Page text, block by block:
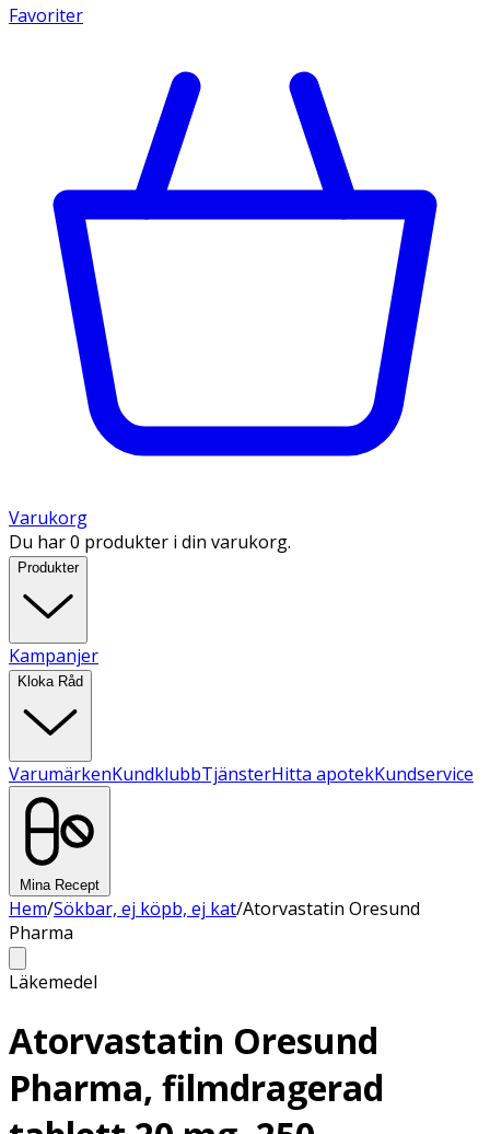
Favoriter
Varukorg
Du har 0 produkter i din varukorg.
Produkter
Kampanjer
Kloka Råd
VarumärkenKundklubbTjänsterHitta apotekKundservice
Mina Recept
Hem/Sökbar, ej köpb, ej kat/Atorvastatin Oresund
Pharma
Läkemedel
Atorvastatin Oresund
Pharma, filmdragerad